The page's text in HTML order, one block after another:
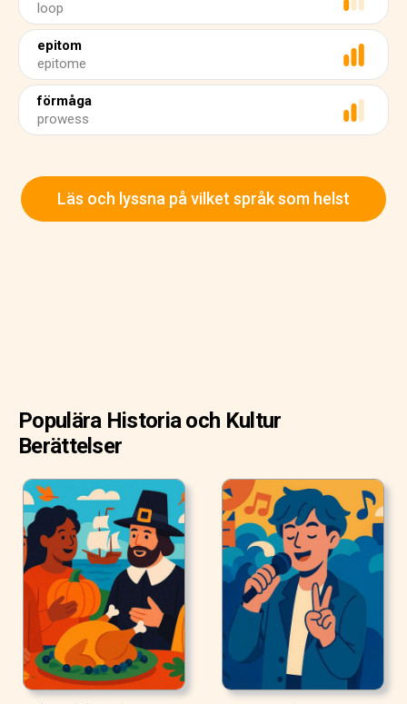
loop
epitom
epitome
förmåga
prowess
Läs och lyssna på vilket språk som helst
Populära Historia och Kultur
Berättelser